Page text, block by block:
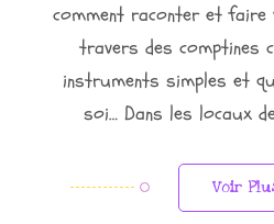
comment raconter et
travers des comptines
instruments simples et
soi… Dans les locaux
Voir